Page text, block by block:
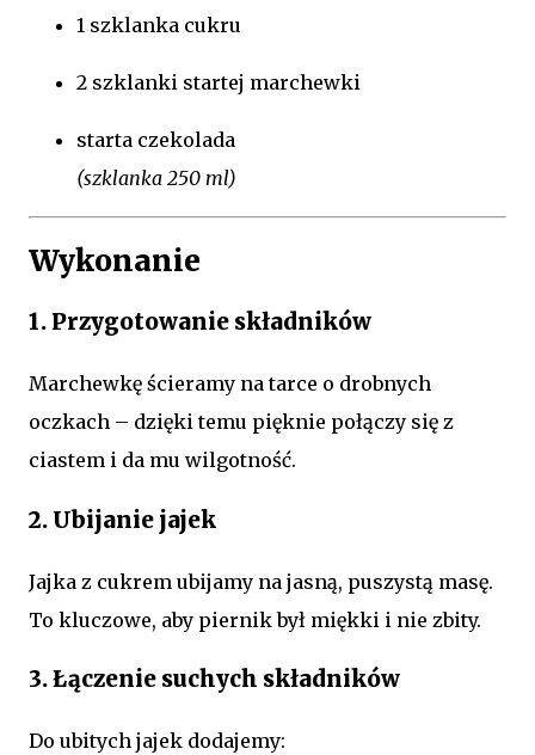
1 szklanka cukru
2 szklanki startej marchewki
starta czekolada
(szklanka 250 ml)
Wykonanie
1. Przygotowanie składników
Marchewkę ścieramy na tarce o drobnych
oczkach – dzięki temu pięknie połączy się z
ciastem i da mu wilgotność.
2. Ubijanie jajek
Jajka z cukrem ubijamy na jasną, puszystą masę.
To kluczowe, aby piernik był miękki i nie zbity.
3. Łączenie suchych składników
Do ubitych jajek dodajemy: